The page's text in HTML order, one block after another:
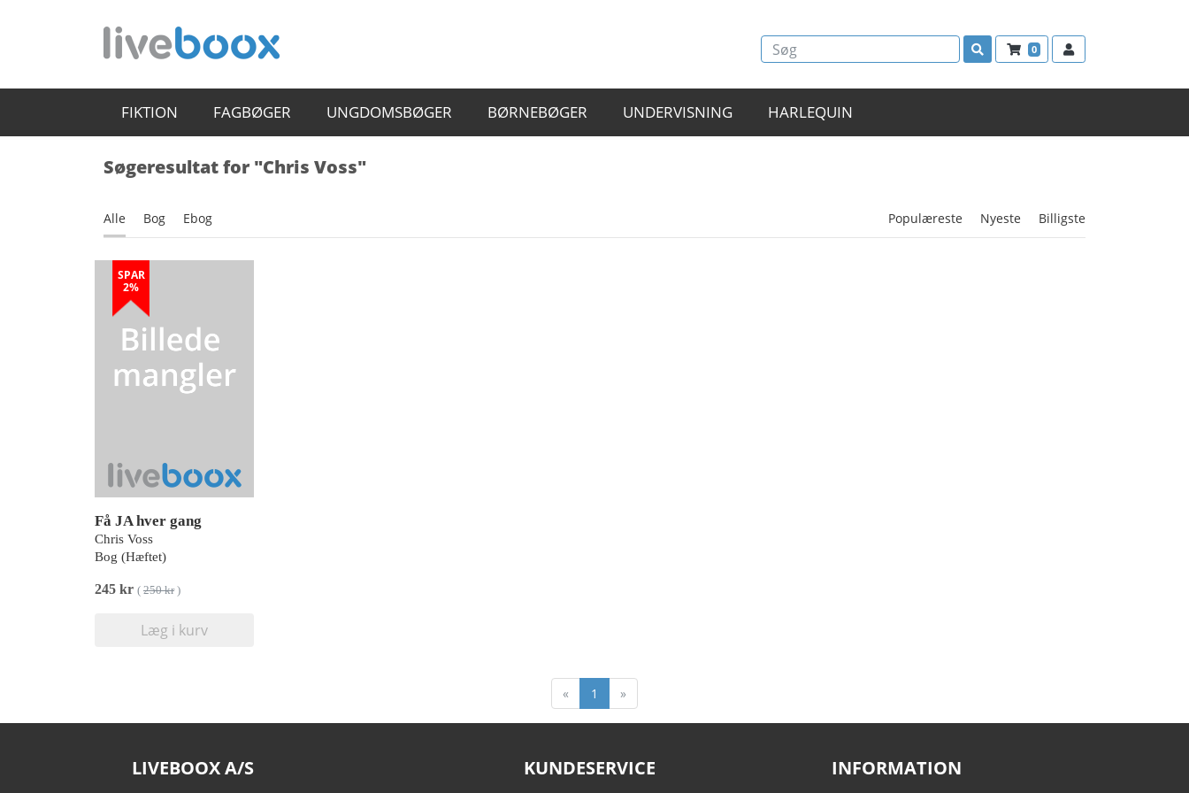
0
FIKTION FAGBØGER UNGDOMSBØGER BØRNEBØGER UNDERVISNING HARLEQUIN
Søgeresultat for "Chris Voss"
Alle Bog Ebog Populæreste Nyeste Billigste
SPAR
2%
Få JA hver gang
Chris Voss
Bog (Hæftet)
245 kr ( 250 kr)
Læg i kurv
« 1 »
LIVEBOOX A/S KUNDESERVICE INFORMATION